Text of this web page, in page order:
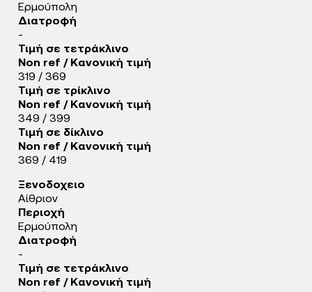
Ερμούπολη
Διατροφή
-
Τιμή σε τετράκλινο
Non ref / Κανονική τιμή
319 / 369
Τιμή σε τρίκλινο
Non ref / Κανονική τιμή
349 / 399
Τιμή σε δίκλινο
Non ref / Κανονική τιμή
369 / 419
Ξενοδοχειο
Αίθριον
Περιοχή
Ερμούπολη
Διατροφή
-
Τιμή σε τετράκλινο
Non ref / Κανονική τιμή